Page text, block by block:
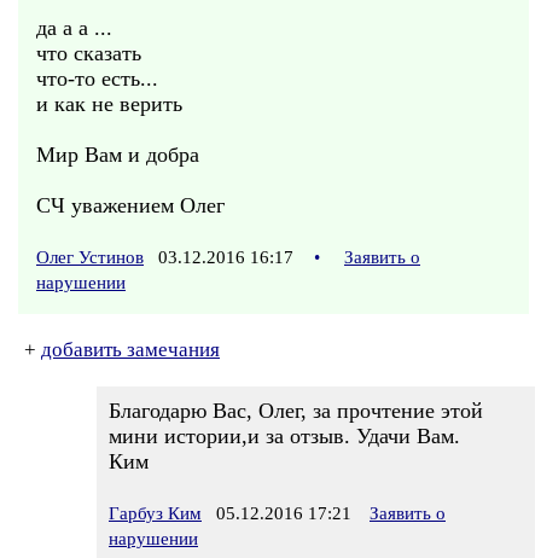
да а а ...
что сказать
что-то есть...
и как не верить
Мир Вам и добра
СЧ уважением Олег
Олег Устинов 03.12.2016 16:17 •
Заявить о
нарушении
+ добавить замечания
Благодарю Вас, Олег, за прочтение этой
мини истории,и за отзыв. Удачи Вам.
Ким
Гарбуз Ким 05.12.2016 17:21
Заявить о
нарушении